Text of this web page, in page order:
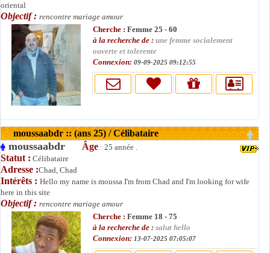
oriental
Objectif : rencontre mariage amour
Cherche : Femme 25 - 60
à la recherche de : une femme socialement
ouverte et tolerente
Connexion: 09-09-2025 09:12:55
moussaabdr :: (ans 25) / Célibataire
moussaabdr Âge : 25 année .
Statut : Célibataire
Adresse :Chad, Chad
Intérêts : Hello my name is moussa I'm from Chad and I'm looking for wife
here in this site
Objectif : rencontre mariage amour
Cherche : Femme 18 - 75
à la recherche de : salut hello
Connexion: 13-07-2025 07:05:07